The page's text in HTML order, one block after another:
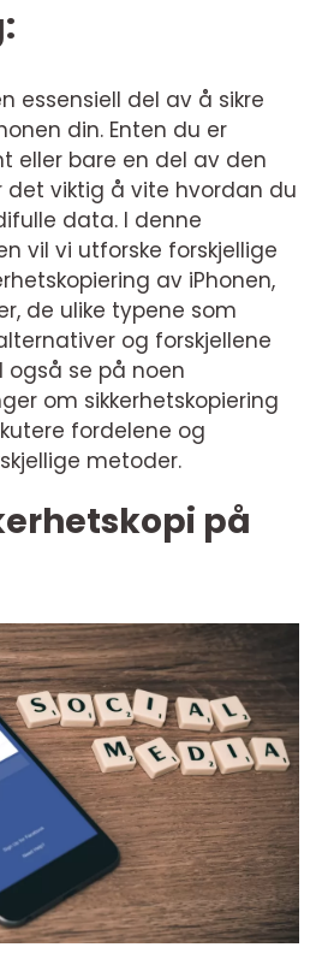
essensiell del av å sikre
din. Enten du er
eller bare en del av den
det viktig å vite hvordan du
data. I denne
vil vi utforske forskjellige
av iPhonen,
de ulike typene som
og forskjellene
også se på noen
om sikkerhetskopiering
fordelene og
metoder.
på